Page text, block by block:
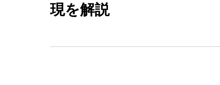
現を解説